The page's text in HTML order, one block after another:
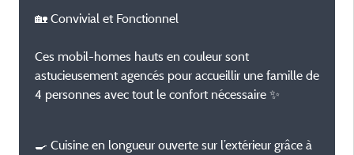
🏡 Convivial et Fonctionnel
Ces mobil-homes hauts en couleur sont
astucieusement agencés pour accueillir une famille de
4 personnes avec tout le confort nécessaire ✨
🍳 Cuisine en longueur ouverte sur l’extérieur grâce à